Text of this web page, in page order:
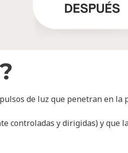
de luz que penetran en la
controladas y dirigidas) y que